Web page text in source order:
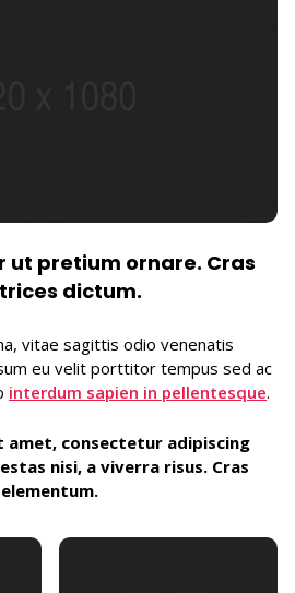
ut pretium ornare. Cras
dictum.
vitae sagittis odio venenatis
eu velit porttitor tempus sed ac
interdum sapien in pellentesque.
amet, consectetur adipiscing
nisi, a viverra risus. Cras